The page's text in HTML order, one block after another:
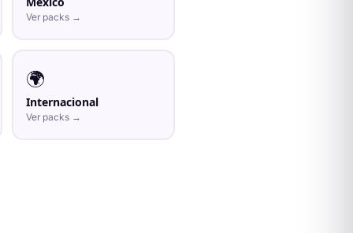
Ver packs →
🌍
Internacional
Ver packs →